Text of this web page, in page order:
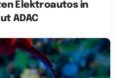
Elektroautos in
ADAC